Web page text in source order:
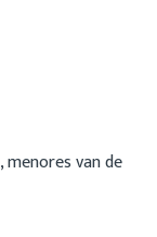
van de